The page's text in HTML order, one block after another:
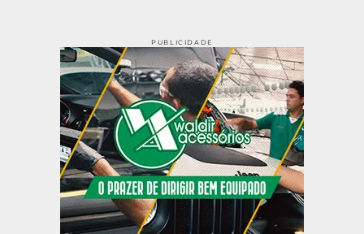
PUBLICIDADE